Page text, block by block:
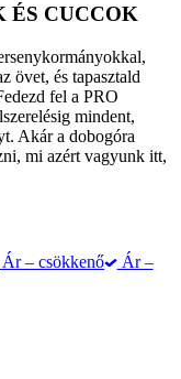
ÉS CUCCOK
övet, és tapasztald
fel a PRO
mindent,
Akár a dobogóra
mi azért vagyunk itt,
Ár – csökkenő
Ár –